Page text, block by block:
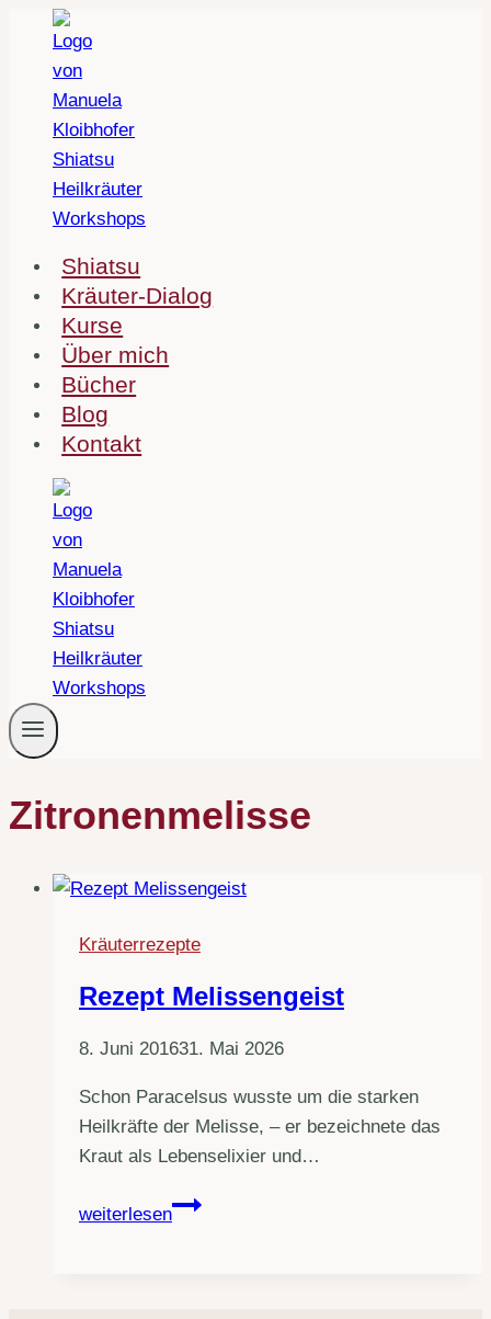
springen
Shiatsu
Kräuter-Dialog
Kurse
Über mich
Bücher
Blog
Kontakt
Zitronenmelisse
Kräuterrezepte
Rezept Melissengeist
8. Juni 201631. Mai 2026
Schon Paracelsus wusste um die starken
Heilkräfte der Melisse, – er bezeichnete das
Kraut als Lebenselixier und…
weiterlesen
Rezept